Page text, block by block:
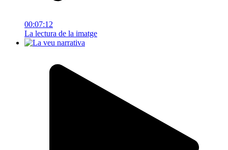
00:07:12
La lectura de la imatge